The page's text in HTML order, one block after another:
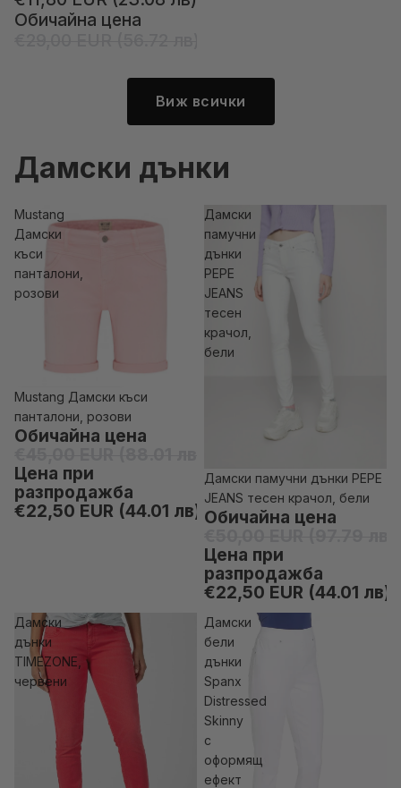
Обичайна цена
Виж всички
Дамски дънки
Mustang
Дамски
къси
панталони,
розови
-50% отстъпка
Mustang Дамски къси
панталони, розови
Обичайна цена
Цена при
разпродажба
€22,50 EUR (44.01 лв)
Дамски
памучни
дънки
PEPE
JEANS
тесен
крачол,
бели
-55% отстъпка
Дамски памучни дънки PEPE
JEANS тесен крачол, бели
Обичайна цена
Цена при
разпродажба
€22,50 EUR (44.01 лв)
Дамски
дънки
TIMEZONE,
червени
Дамски
бели
дънки
Spanx
Distressed
Skinny
с
оформящ
ефект